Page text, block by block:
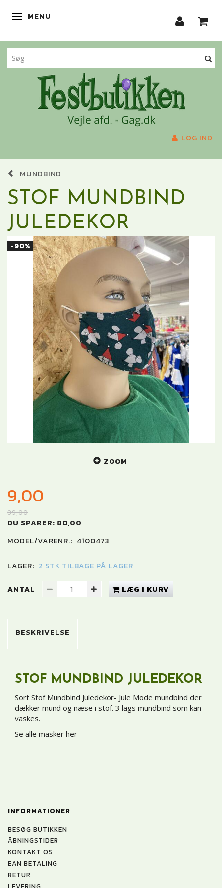
SKIFTE NAVIGATION
MENU
LOG IND
MUNDBIND
STOF MUNDBIND
JULEDEKOR
-90%
ZOOM
9,00
89,00
DU SPARER: 80,00
MODEL/VARENR.: 4100473
LAGER: 2 STK TILBAGE PÅ LAGER
ANTAL LÆG I KURV
BESKRIVELSE
STOF MUNDBIND JULEDEKOR
Sort Stof Mundbind Juledekor- Jule Mode mundbind der
dækker mund og næse i stof. 3 lags mundbind som kan
vaskes.
Se alle masker her
INFORMATIONER
BESØG BUTIKKEN
ÅBNINGSTIDER
KONTAKT OS
EAN BETALING
RETUR